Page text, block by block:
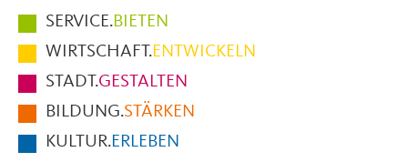
Hauptmenüpunkte
im
Fußbereich
der
Seite
SERVICE.BIETEN
WIRTSCHAFT.ENTWICKELN
STADT.GESTALTEN
BILDUNG.STÄRKEN
KULTUR.ERLEBEN